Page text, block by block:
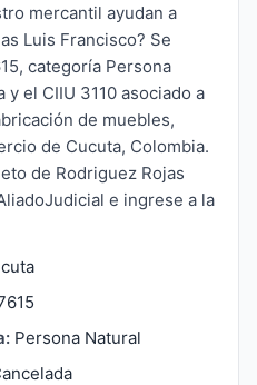
mercantil ayudan a
Luis Francisco? Se
categoría Persona
y el CIIU 3110 asociado a
de muebles,
de Cucuta, Colombia.
de Rodriguez Rojas
e ingrese a la
Persona Natural